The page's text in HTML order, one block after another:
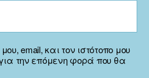
email, και τον ιστότοπο μου
την επόμενη φορά που θα